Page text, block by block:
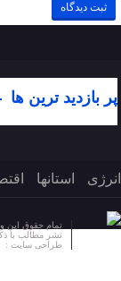
پر بازدید ترین ها
انرژی استانها
تمام حقوق این
نشر مطالب با
طراحی سایت :